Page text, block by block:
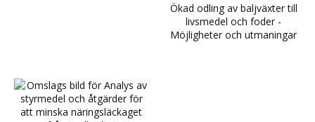
Ökad odling av baljväxter till
livsmedel och foder -
Möjligheter och utmaningar